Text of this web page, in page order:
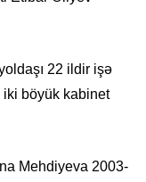
22 ildir işə
iki böyük kabinet
Mehdiyeva 2003-